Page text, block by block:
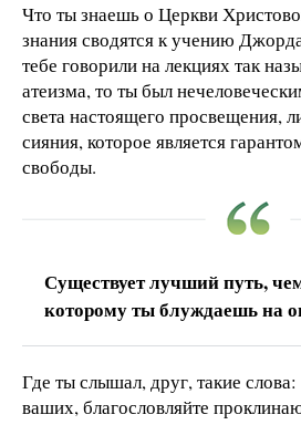
Что ты знаешь о Церкви
знания сводятся к учению
тебе говорили на лекциях так
атеизма, то ты был
света настоящего просвещения,
сияния, которое является
свободы.
Существует лучший путь,
которому ты блуждаешь на
Где ты слышал, друг, такие
ваших, благословляйте